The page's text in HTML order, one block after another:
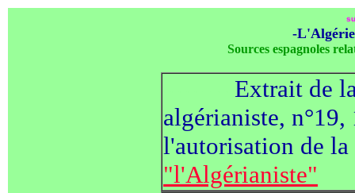
-
Sources espagnoles
Extrait de
algérianiste, n°19,
l'autorisation de
"l'Algérianiste"